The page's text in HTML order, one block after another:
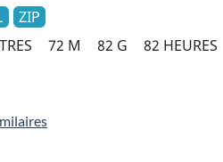
ZIP
72 M 82 G 82 HEURES